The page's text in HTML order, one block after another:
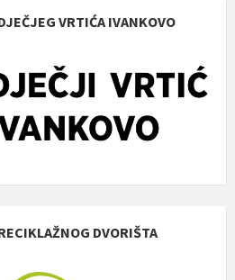
VRTIĆA IVANKOVO
DVORIŠTA